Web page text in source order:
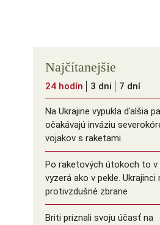
Najčítanejšie
24 hodín 3 dni 7 dní
Na Ukrajine vypukla ďalšia
očakávajú inváziu
vojakov s raketami
Po raketových útokoch to v
vyzerá ako v pekle. Ukrajinci
protivzdušné zbrane
Briti priznali svoju účasť na